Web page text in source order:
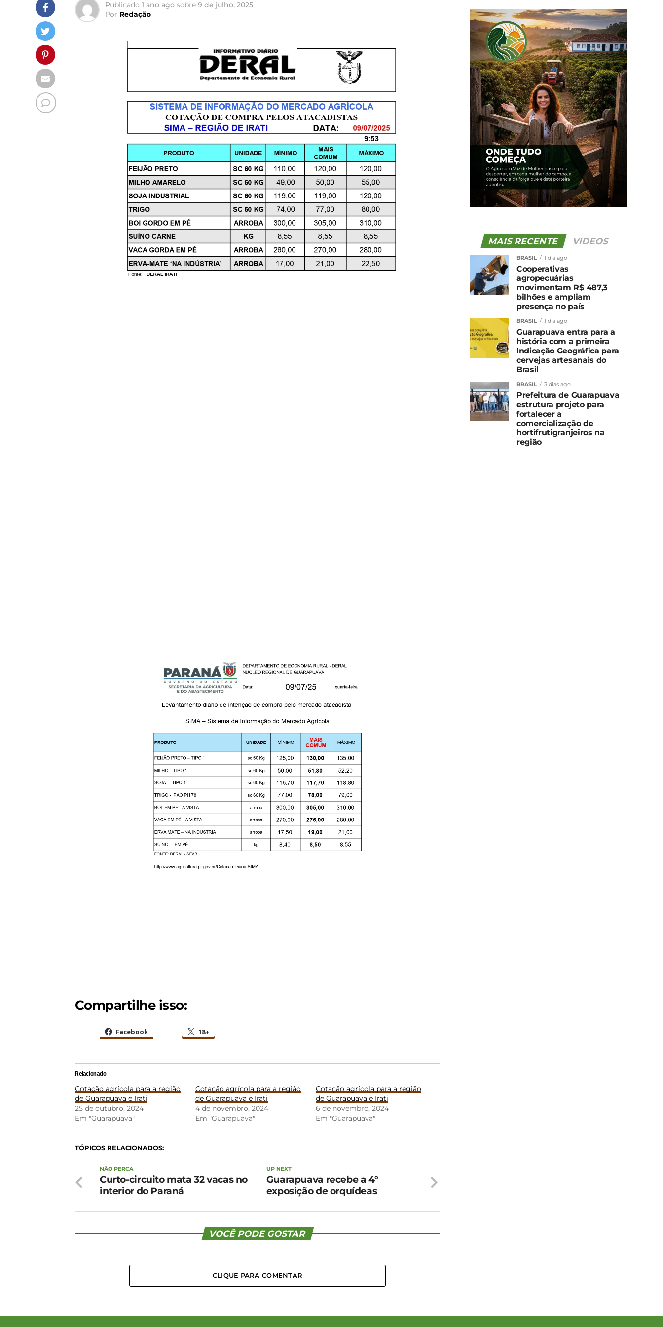
Publicado 1 ano ago sobre 9 de julho, 2025
Por Redação
Compartilhe isso:
Facebook 18+
Relacionado
Cotação agrícola para a região
de Guarapuava e Irati
25 de outubro, 2024
Em "Guarapuava"
Cotação agrícola para a região
de Guarapuava e Irati
4 de novembro, 2024
Em "Guarapuava"
Cotação agrícola para a região
de Guarapuava e Irati
6 de novembro, 2024
Em "Guarapuava"
TÓPICOS RELACIONADOS:
UP NEXT
Guarapuava recebe a 4°
exposição de orquídeas
NÃO PERCA
Curto-circuito mata 32 vacas no
interior do Paraná
VOCÊ PODE GOSTAR
CLIQUE PARA COMENTAR
MAIS RECENTE VIDEOS
BRASIL 1 dia ago
Cooperativas
agropecuárias
movimentam R$ 487,3
bilhões e ampliam
presença no país
BRASIL 1 dia ago
Guarapuava entra para a
história com a primeira
Indicação Geográfica para
cervejas artesanais do
Brasil
BRASIL 3 dias ago
Prefeitura de Guarapuava
estrutura projeto para
fortalecer a
comercialização de
hortifrutigranjeiros na
região